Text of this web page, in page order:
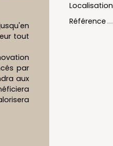
tout
par
aux
Localisation
Référence